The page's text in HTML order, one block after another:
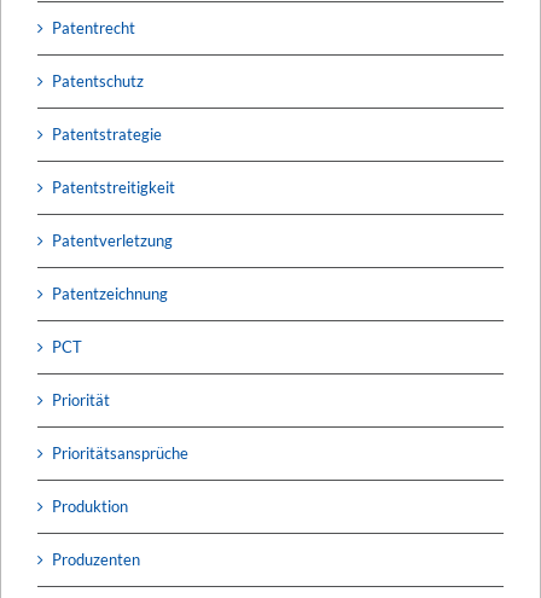
Patentrecht
Patentschutz
Patentstrategie
Patentstreitigkeit
Patentverletzung
Patentzeichnung
PCT
Priorität
Prioritätsansprüche
Produktion
Produzenten